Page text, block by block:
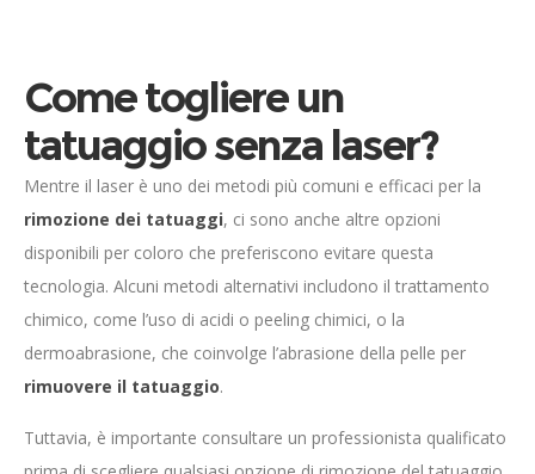
Come togliere un
tatuaggio senza laser?
Mentre il laser è uno dei metodi più comuni e efficaci per la
rimozione dei tatuaggi, ci sono anche altre opzioni
disponibili per coloro che preferiscono evitare questa
tecnologia. Alcuni metodi alternativi includono il trattamento
chimico, come l’uso di acidi o peeling chimici, o la
dermoabrasione, che coinvolge l’abrasione della pelle per
rimuovere il tatuaggio.
Tuttavia, è importante consultare un professionista qualificato